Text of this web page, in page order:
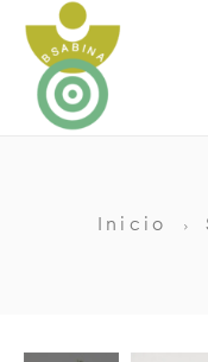
Inicio